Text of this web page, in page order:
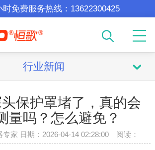
时免费服务热线： 13622300425
行业新闻
保护罩堵了，真的会
量吗？怎么避免？
专家 日期：2026-04-14 02:28:00 阅读：